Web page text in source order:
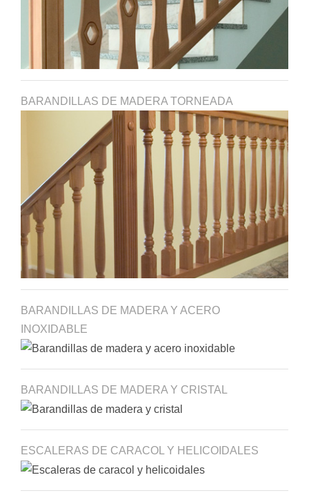
BARANDILLAS DE MADERA TORNEADA
BARANDILLAS DE MADERA Y ACERO
INOXIDABLE
BARANDILLAS DE MADERA Y CRISTAL
ESCALERAS DE CARACOL Y HELICOIDALES